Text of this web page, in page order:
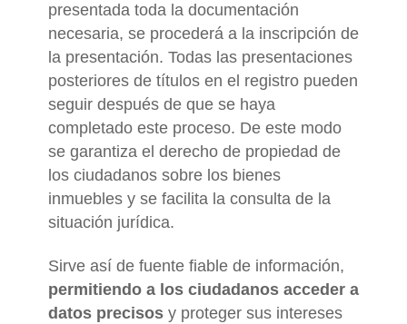
presentada toda la documentación
necesaria, se procederá a la inscripción de
la presentación. Todas las presentaciones
posteriores de títulos en el registro pueden
seguir después de que se haya
completado este proceso. De este modo
se garantiza el derecho de propiedad de
los ciudadanos sobre los bienes
inmuebles y se facilita la consulta de la
situación jurídica.
Sirve así de fuente fiable de información,
permitiendo a los ciudadanos acceder a
datos precisosy proteger sus intereses